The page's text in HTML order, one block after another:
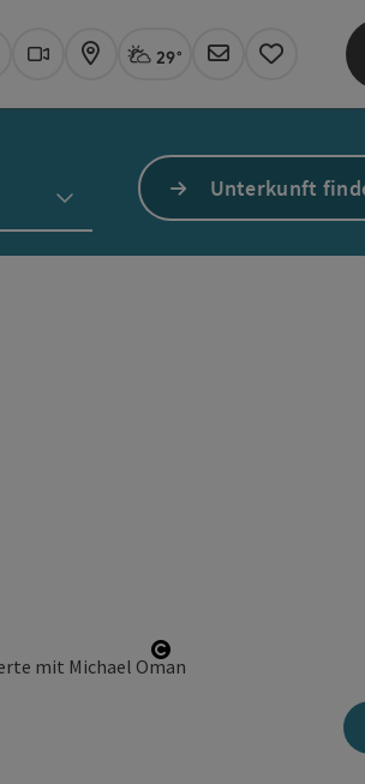
Webcams
KarteAktuelles Wetter
29°
Newsletter
Unterkunft
Copyright öffnen